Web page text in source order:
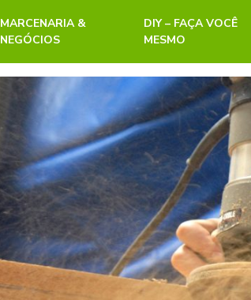
MARCENARIA &
NEGÓCIOS
DIY – FAÇA VOCÊ
MESMO